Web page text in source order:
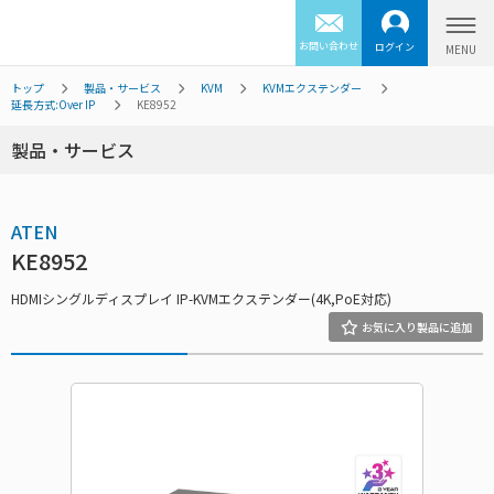
お問い合わせ ログイン
トップ 製品・サービス KVM
KVMエクステンダー
延長方式:Over IP
KE8952
製品・サービス
ATEN
KE8952
HDMIシングルディスプレイ IP-KVMエクステンダー(4K,PoE対応)